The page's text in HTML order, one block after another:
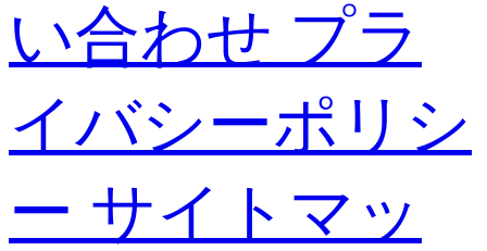
い合わせ プラ
イバシーポリシ
ー サイトマッ